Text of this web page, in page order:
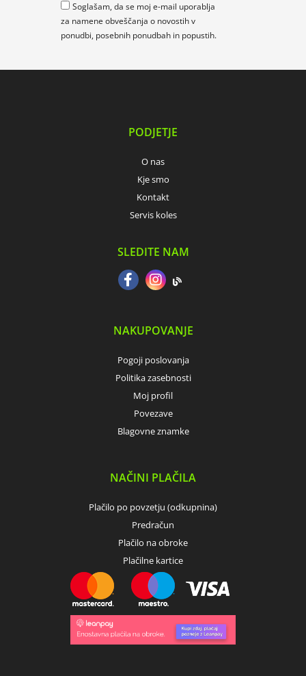
Soglašam, da se moj e-mail uporablja
za namene obveščanja o novostih v
ponudbi, posebnih ponudbah in popustih.
PODJETJE
O nas
Kje smo
Kontakt
Servis koles
SLEDITE NAM
NAKUPOVANJE
Pogoji poslovanja
Politika zasebnosti
Moj profil
Povezave
Blagovne znamke
NAČINI PLAČILA
Plačilo po povzetju (odkupnina)
Predračun
Plačilo na obroke
Plačilne kartice